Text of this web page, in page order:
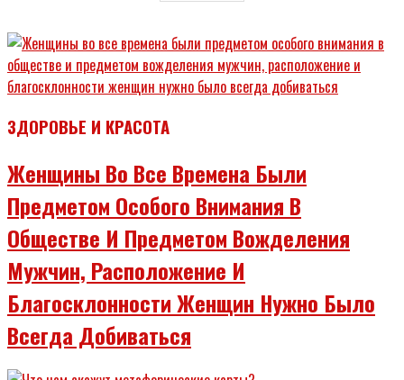
ЗДОРОВЬЕ И КРАСОТА
Женщины Во Все Времена Были
Предметом Особого Внимания В
Обществе И Предметом Вожделения
Мужчин, Расположение И
Благосклонности Женщин Нужно Было
Всегда Добиваться